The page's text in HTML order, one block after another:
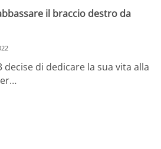
il braccio destro da
di dedicare la sua vita alla